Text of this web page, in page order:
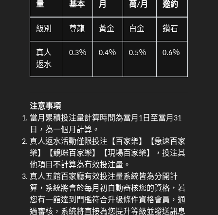
量
基本
月
萬/月
邀約
級別 尊龍 黃金 白金 鑽石
真人
返水
0.3％ 0.4％ 0.5％ 0.6％
注意事項
當月累積投注量計算時間為當月1日至當月31
日，為一個月計算。
真人返水活動僅限投注【百家樂】【急速百家
樂】【競咪百家樂】【現場百家樂】，投注其
他項目不計算為有效投注量。
真人五館百家廳有效投注量系統皆為分開計
算，系統將會於每月初自動審核您的資格，若
您有一館達到門檻符合升級條件資格會員，通
過審核，系統將直接為您提升等級並發送訊息